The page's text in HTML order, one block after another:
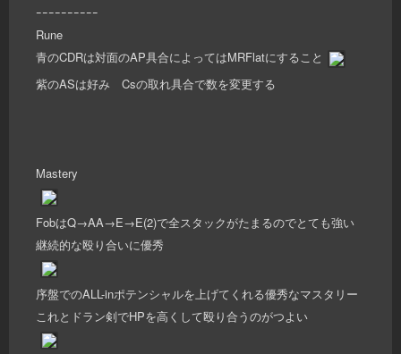
ｰｰｰｰｰｰｰｰｰｰ
Rune
青のCDRは対面のAP具合によってはMRFlatにすること
紫のASは好み Csの取れ具合で数を変更する
Mastery
FobはQ→AA→E→E(2)で全スタックがたまるのでとても強い
継続的な殴り合いに優秀
序盤でのALL-inポテンシャルを上げてくれる優秀なマスタリー
これとドラン剣でHPを高くして殴り合うのがつよい